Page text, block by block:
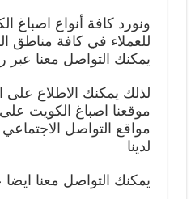
ونورد كافة أنواع اصباغ
للعملاء في كافة مناطق
يمكنك التواصل معنا عبر
لذلك يمكنك الاطلاع على
موقعنا اصباغ الكويت على
مواقع التواصل
لدينا
يمكنك التواصل معنا